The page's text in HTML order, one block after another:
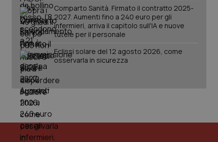
Comparto Sanità. Firmato il contratto 2025-
2027. Aumenti fino a 240 euro per gli
infermieri, arriva il capitolo sull'IA e nuove
tutele per il personale
Eclissi solare del 12 agosto 2026, come
osservarla in sicurezza
PHPSESSID
www.quotidianosanita.it